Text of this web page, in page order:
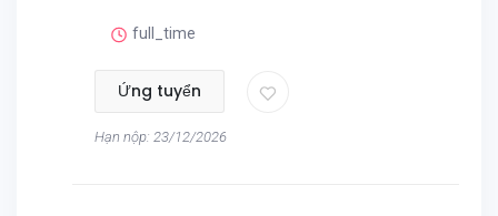
full_time
Ứng tuyển
Hạn nộp: 23/12/2026